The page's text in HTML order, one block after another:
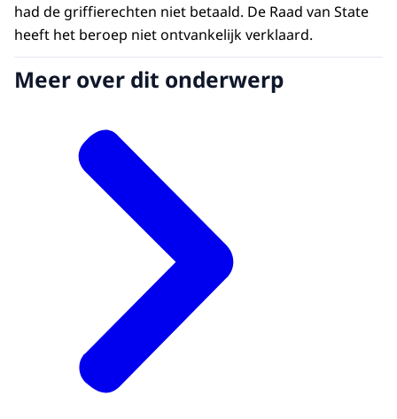
had de griffierechten niet betaald. De Raad van State
heeft het beroep niet ontvankelijk verklaard.
Meer over dit onderwerp